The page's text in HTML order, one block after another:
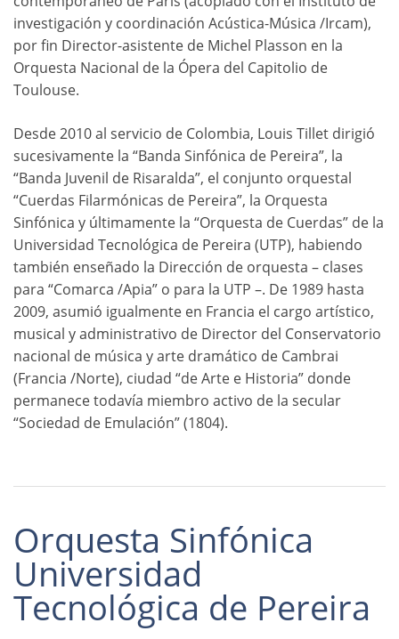
investigación y coordinación Acústica-Música /Ircam),
por fin Director-asistente de Michel Plasson en la
Orquesta Nacional de la Ópera del Capitolio de
Toulouse.
Desde 2010 al servicio de Colombia, Louis Tillet dirigió
sucesivamente la “Banda Sinfónica de Pereira”, la
“Banda Juvenil de Risaralda”, el conjunto orquestal
“Cuerdas Filarmónicas de Pereira”, la Orquesta
Sinfónica y últimamente la “Orquesta de Cuerdas” de la
Universidad Tecnológica de Pereira (UTP), habiendo
también enseñado la Dirección de orquesta – clases
para “Comarca /Apia” o para la UTP –. De 1989 hasta
2009, asumió igualmente en Francia el cargo artístico,
musical y administrativo de Director del Conservatorio
nacional de música y arte dramático de Cambrai
(Francia /Norte), ciudad “de Arte e Historia” donde
permanece todavía miembro activo de la secular
“Sociedad de Emulación” (1804).
Orquesta Sinfónica
Universidad
Tecnológica de Pereira